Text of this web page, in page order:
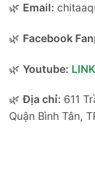
🌿 Email:
🌿 Facebook
🌿 Youtube: LINK
🌿Địa chỉ: 611
Quận Bình Tân,